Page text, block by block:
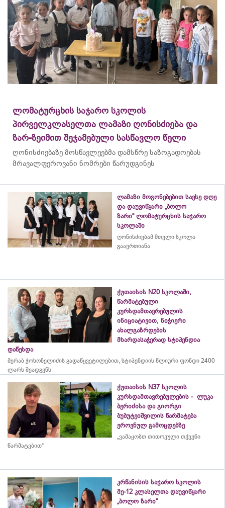
ლომატურცხის საჯარო სკოლის
პირველკლასელთა ლამაზი ღონისძიება და
ზარ-ზეიმით შეჯამებული სასწავლო წელი
ღონისძიებაზე მოსწავლეებმა დამსწრე საზოგადოებას
მრავალფეროვანი ნომრები წარუდგინეს
ლამაზი მოგონებებით სავსე დღე
და დაუვიწყარი „ბოლო
ზარი“ ლომატურცხის საჯარო
სკოლაში
ღონისძიებამ მთელი სკოლა
გააერთიანა
ქუთაისის N20 სკოლაში,
წარმატებული
კურსდამთავრებულის
ინიციატივით, ნიჭიერი
ახალგაზრდების
მხარდასაჭერად სტიპენდია
დაწესდა
მერაბ ჭოხონელიძის გადაწყვეტილებით, სტიპენდიის წლიური ფონდი 2400
ლარს შეადგენს
ქუთაისის N37 სკოლის
კურსდამთავრებულების - ლუკა
ბერიძისა და გიორგი
ბუბუტეიშვილის წარმატება
ეროვნულ გამოცდებზე
„ვამაყობთ თითოეული თქვენი
წარმატებით“
კრწანისის საჯარო სკოლის
მე-12 კლასელთა დაუვიწყარი
„ბოლო ზარი“